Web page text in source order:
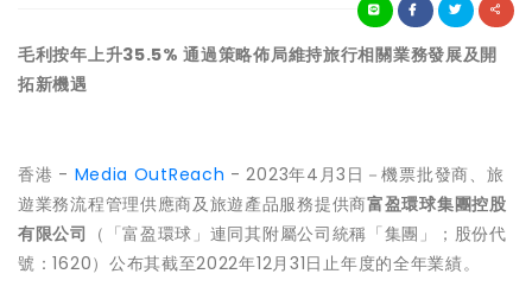
毛利按年上升35.5% 通過策略佈局維持旅行相關業務發展及開
拓新機遇
香港 - Media OutReach - 2023年4月3日－機票批發商、旅
遊業務流程管理供應商及旅遊產品服務提供商富盈環球集團控股
有限公司 （「富盈環球」連同其附屬公司統稱「集團」；股份代
號：1620）公布其截至2022年12月31日止年度的全年業績。